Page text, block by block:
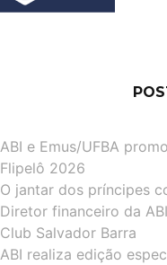
ABI e Emus/UFBA
Flipelô 2026
O jantar dos príncipes
Diretor financeiro da
Club Salvador Barra
ABI realiza edição